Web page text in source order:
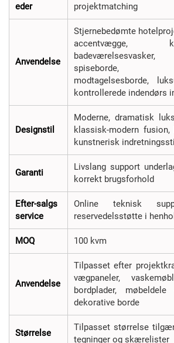
eder
projektmatching
Anvendelse
Stjernebedømte
accentvægge,
spiseborde,
modtagelsesborde,
kontrollerede indendørs
Designstil
Moderne, dramatisk
klassisk-modern
kunstnerisk indretningsstil
Garanti
Livslang support
korrekt brugsforhold
Efter-salgs
service
Online teknisk
reservedelsstøtte i
MOQ 100 kvm
Anvendelse
Tilpasset efter
vægpaneler,
bordplader,
dekorative borde
Størrelse
Tilpasset størrelse
tegninger og skærelister